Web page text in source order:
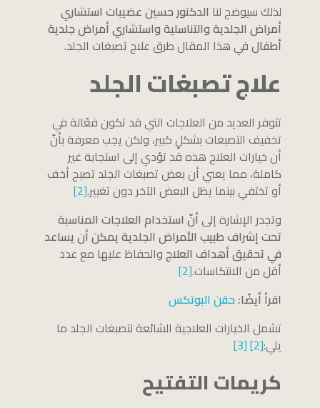
لذلك سيوضح لنا الدكتور حسين عضيبات استشاري
أمراض الجلدية والتناسلية واستشاري أمراض جلدية
أطفالفي هذا المقال طرق علاج تصبغات الجلد.
علاج تصبغات الجلد
تتوفر العديد من العلاجات التي قد تكون فعّالة في
تخفيف التصبغات بشكلٍ كبير، ولكن يجب معرفة بأنّ
أن خيارات العلاج هذه قد تؤدي إلى استجابة غير
كاملة، مما يعني أن بعض تصبغات الجلد تصبح أخف
أو تختفي بينما يظل البعض الآخر دون تغيير.[2]
وتجدر الإشارة إلىأنّ استخدام العلاجات المناسبة
تحت إشراف طبيب الأمراض الجلدية يمكن أن يساعد
في تحقيق أهداف العلاجوالحفاظ عليها مع عدد
أقل من الانتكاسات.[2]
اقرأ أيضًا:حقن البوتكس
تشمل الخيارات العلاجية الشائعة لتصبغات الجلد ما
يلي:[2]
[3]
كريمات التفتيح